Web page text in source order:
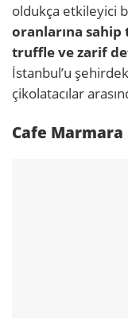
oldukça etkileyici
oranlarına sahip
truffle ve zarif
İstanbul’u
çikolatacılar
Cafe